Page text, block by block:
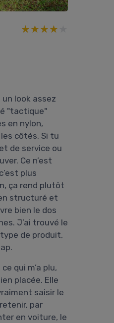
★★★★★
★★★★★
look assez
"tactique"
en nylon,
côtés. Si tu
de service ou
Ce n’est
plus
ça rend plutôt
structuré et
bien le dos
J’ai trouvé le
de produit,
qui m’a plu,
placée. Elle
saisir le
par
en voiture, le